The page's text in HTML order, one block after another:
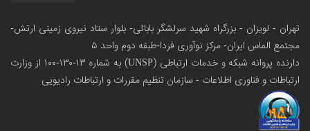
تهران - لویزان - بزرگراه شهید سرلشگر بابائی- بلوار ستاد نیروی زمینی ارتش-
مجتمع الماس ایران- مرکز نوآوری فردا-طبقه دوم واحد ۵
دارنده پروانه شبکه و خدمات ارتباطی (UNSP) به شماره ۱۳-۱۳۰-۱۰۰
از وزارت
ارتباطات و فناوری اطلاعات - سازمان تنظیم مقررات و ارتباطات رادیویی